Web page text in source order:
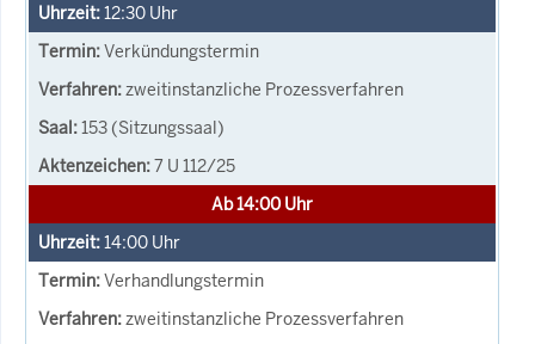
12:30 Uhr
Verkündungstermin
zweitinstanzliche Prozessverfahren
153 (Sitzungssaal)
7 U 112/25
Ab 14:00 Uhr
14:00 Uhr
Verhandlungstermin
zweitinstanzliche Prozessverfahren